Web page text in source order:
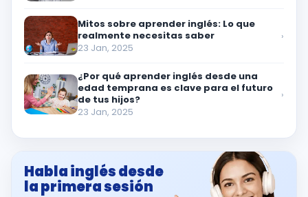
Mitos sobre aprender inglés: Lo que
realmente necesitas saber
23 Jan, 2025
›
¿Por qué aprender inglés desde una
edad temprana es clave para el futuro
de tus hijos?
23 Jan, 2025
›
Habla inglés desde
la primera sesión